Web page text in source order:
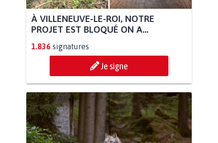
À VILLENEUVE-LE-ROI, NOTRE
PROJET EST BLOQUÉ ON A...
1.836 signatures
Je signe